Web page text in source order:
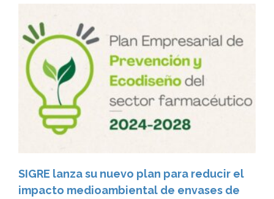
SIGRE lanza su nuevo plan para reducir el
impacto medioambiental de envases de